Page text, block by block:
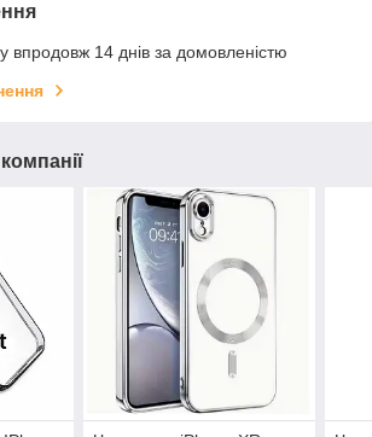
впродовж 14 днів за домовленістю